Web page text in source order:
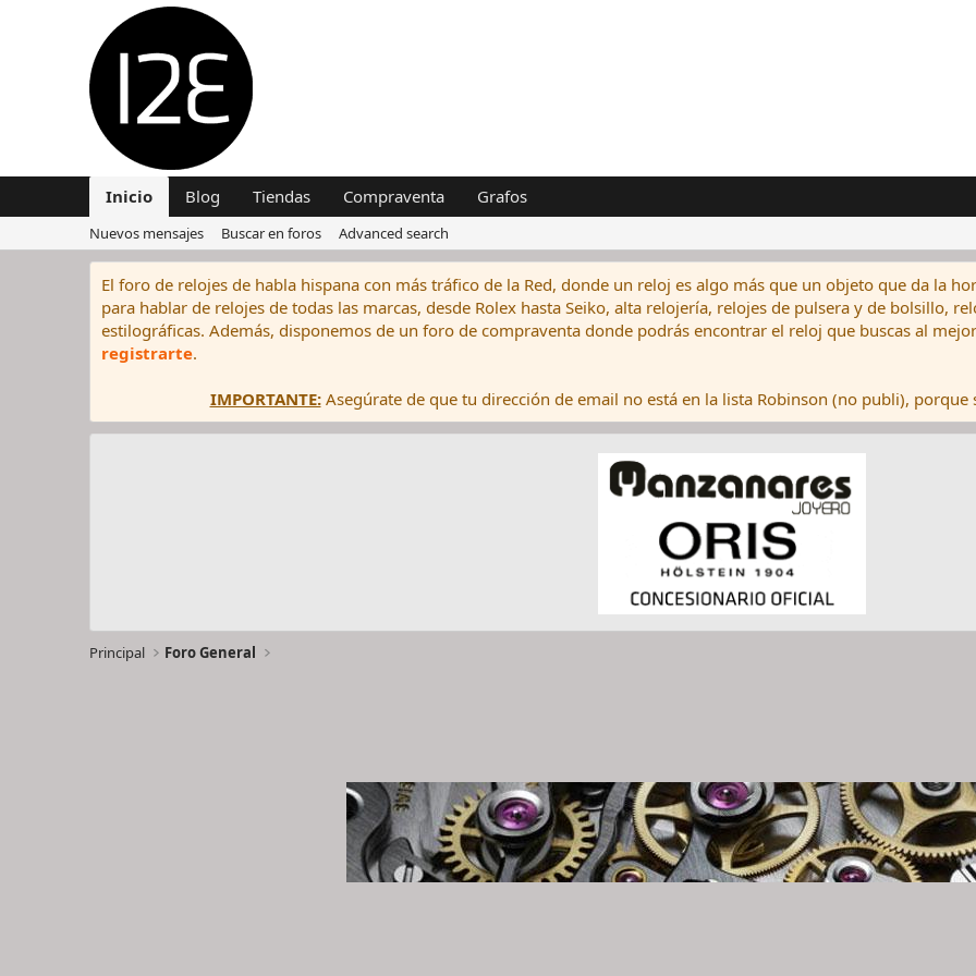
Inicio Blog Tiendas Compraventa Grafos
Nuevos mensajes Buscar en foros Advanced search
El foro de relojes de habla hispana con más tráfico de la Red, donde un reloj es algo más que un objeto que da la
para hablar de relojes de todas las marcas, desde Rolex hasta Seiko, alta relojería, relojes de pulsera y de bolsillo,
estilográficas. Además, disponemos de un foro de compraventa donde podrás encontrar el reloj que buscas al
registrarte.
IMPORTANTE:Asegúrate de que tu dirección de email no está en la lista Robinson (no publi), porque
Principal Foro General